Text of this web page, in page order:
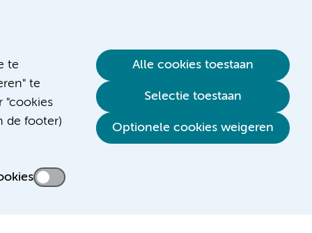
te
te
"cookies
de footer)
Alle cookies toestaan
Selectie toestaan
Optionele cookies weigeren